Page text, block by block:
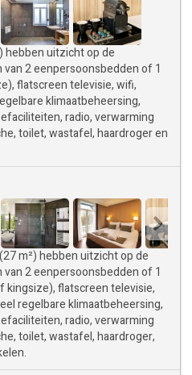
hebben uitzicht op de
2 eenpersoonsbedden of 1
flatscreen televisie, wifi,
klimaatbeheersing,
radio, verwarming
toilet, wastafel, haardroger en
m²) hebben uitzicht op de
2 eenpersoonsbedden of 1
flatscreen televisie,
regelbare klimaatbeheersing,
radio, verwarming
toilet, wastafel, haardroger,